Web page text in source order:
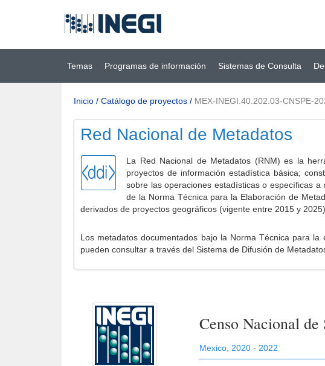
principal
(INEGI)
Temas Programas de información Sistemas de Consulta
Inicio / Catálogo de proyectos / MEX-INEGI.40.202.03-CNSPE-
Red Nacional de Metadatos
La Red Nacional de Metadatos (RNM) es la
proyectos de información estadística básica;
sobre las operaciones estadísticas o específicas
de la Norma Técnica para la Elaboración de
derivados de proyectos geográficos (vigente entre 2015 y 2025).
Los metadatos documentados bajo la Norma Técnica para
pueden consultar a través del Sistema de Difusión de
Censo Nacional
Mexico 2020 - 2022